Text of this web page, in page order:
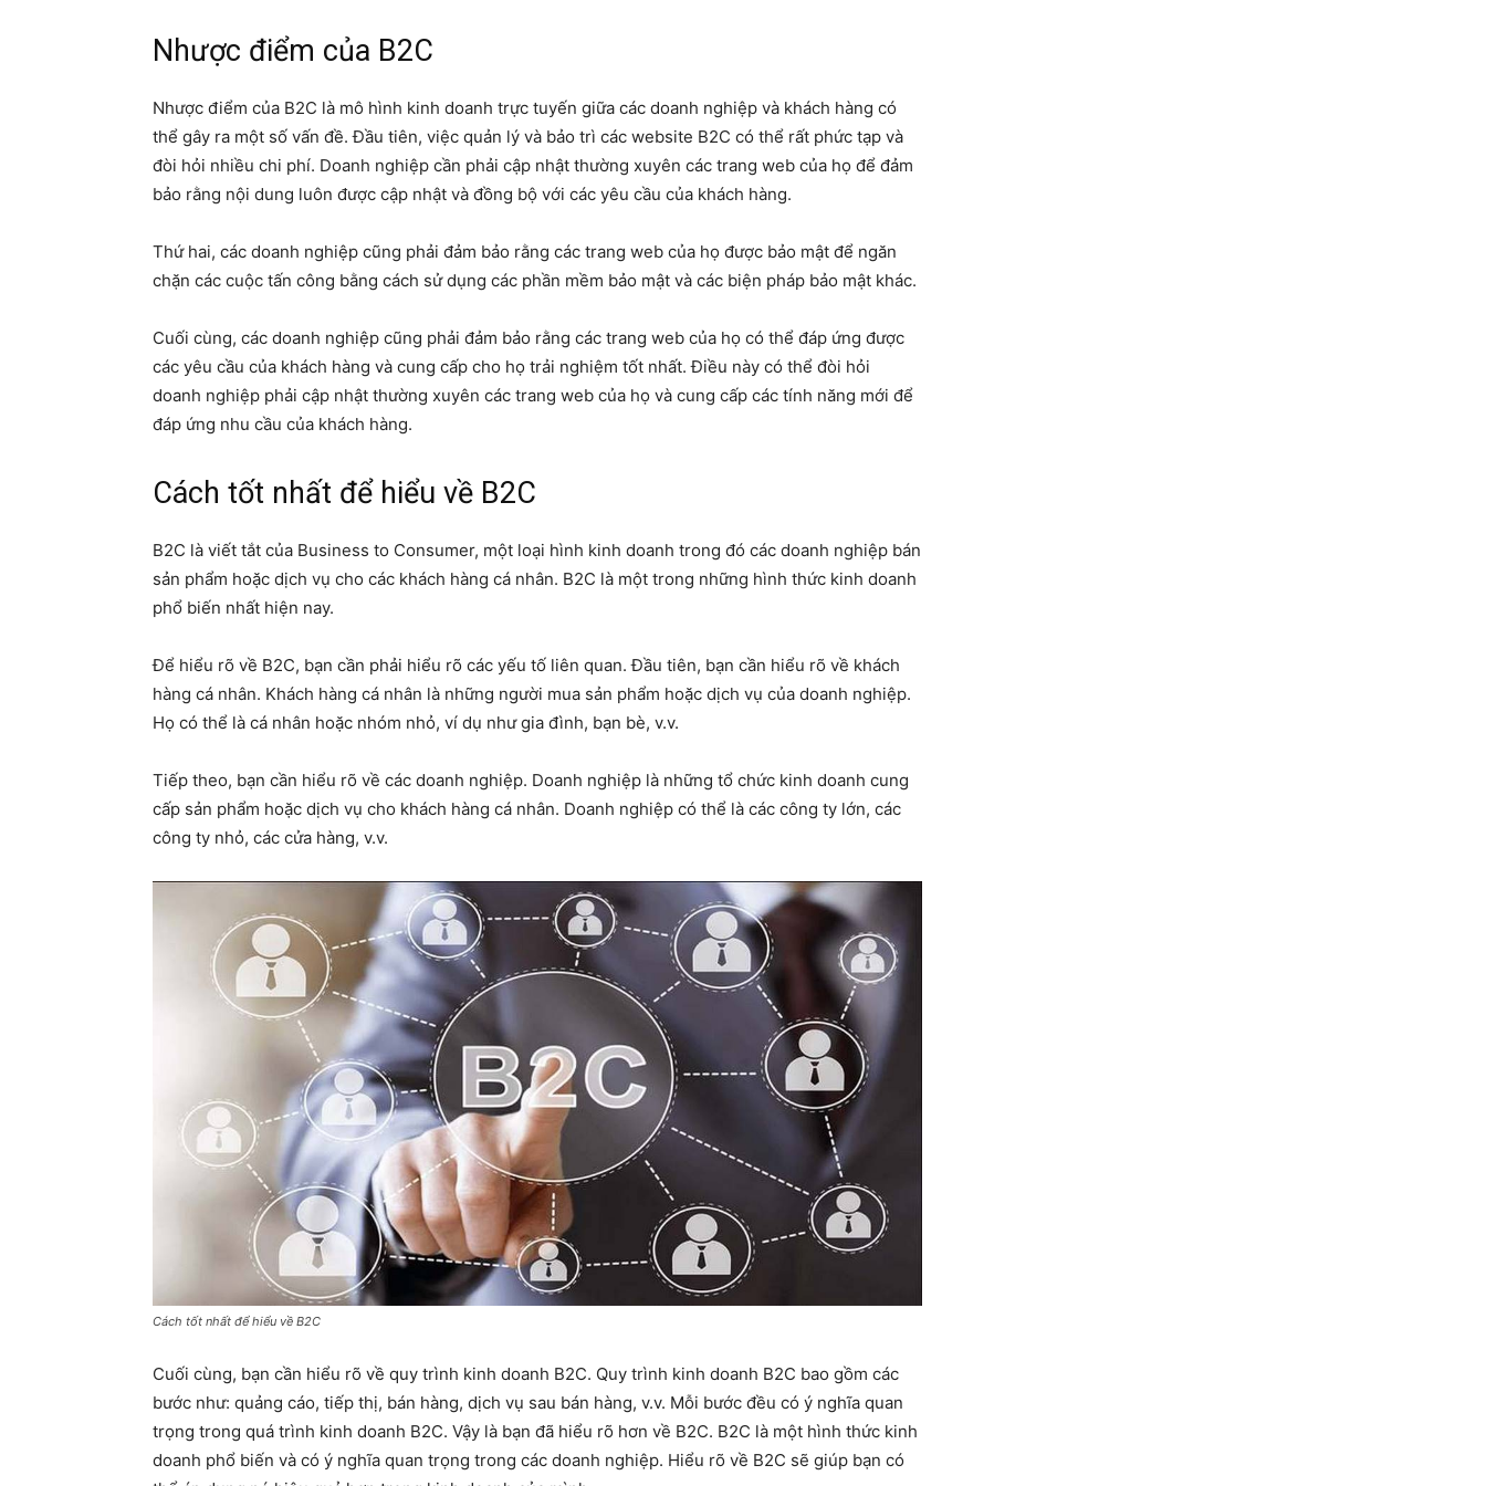
Nhược điểm của B2C
Nhược điểm của B2C là mô hình kinh doanh trực tuyến giữa các doanh nghiệp và khách hàng có
thể gây ra một số vấn đề. Đầu tiên, việc quản lý và bảo trì các website B2C có thể rất phức tạp và
đòi hỏi nhiều chi phí. Doanh nghiệp cần phải cập nhật thường xuyên các trang web của họ để đảm
bảo rằng nội dung luôn được cập nhật và đồng bộ với các yêu cầu của khách hàng.
Thứ hai, các doanh nghiệp cũng phải đảm bảo rằng các trang web của họ được bảo mật để ngăn
chặn các cuộc tấn công bằng cách sử dụng các phần mềm bảo mật và các biện pháp bảo mật khác.
Cuối cùng, các doanh nghiệp cũng phải đảm bảo rằng các trang web của họ có thể đáp ứng được
các yêu cầu của khách hàng và cung cấp cho họ trải nghiệm tốt nhất. Điều này có thể đòi hỏi
doanh nghiệp phải cập nhật thường xuyên các trang web của họ và cung cấp các tính năng mới để
đáp ứng nhu cầu của khách hàng.
Cách tốt nhất để hiểu về B2C
B2C là viết tắt của Business to Consumer, một loại hình kinh doanh trong đó các doanh nghiệp bán
sản phẩm hoặc dịch vụ cho các khách hàng cá nhân. B2C là một trong những hình thức kinh doanh
phổ biến nhất hiện nay.
Để hiểu rõ về B2C, bạn cần phải hiểu rõ các yếu tố liên quan. Đầu tiên, bạn cần hiểu rõ về khách
hàng cá nhân. Khách hàng cá nhân là những người mua sản phẩm hoặc dịch vụ của doanh nghiệp.
Họ có thể là cá nhân hoặc nhóm nhỏ, ví dụ như gia đình, bạn bè, v.v.
Tiếp theo, bạn cần hiểu rõ về các doanh nghiệp. Doanh nghiệp là những tổ chức kinh doanh cung
cấp sản phẩm hoặc dịch vụ cho khách hàng cá nhân. Doanh nghiệp có thể là các công ty lớn, các
công ty nhỏ, các cửa hàng, v.v.
Cách tốt nhất để hiểu về B2C
Cuối cùng, bạn cần hiểu rõ về quy trình kinh doanh B2C. Quy trình kinh doanh B2C bao gồm các
bước như: quảng cáo, tiếp thị, bán hàng, dịch vụ sau bán hàng, v.v. Mỗi bước đều có ý nghĩa quan
trọng trong quá trình kinh doanh B2C. Vậy là bạn đã hiểu rõ hơn về B2C. B2C là một hình thức kinh
doanh phổ biến và có ý nghĩa quan trọng trong các doanh nghiệp. Hiểu rõ về B2C sẽ giúp bạn có